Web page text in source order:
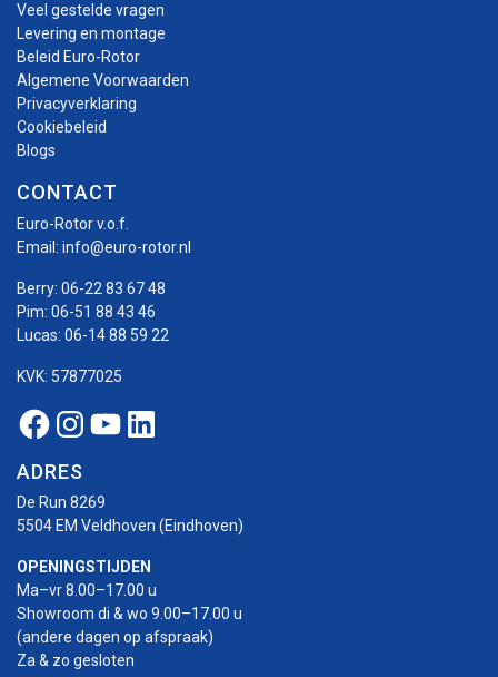
Veel gestelde vragen
Levering en montage
Beleid Euro-Rotor
Algemene Voorwaarden
Privacyverklaring
Cookiebeleid
Blogs
CONTACT
Euro-Rotor v.o.f.
Email: info@euro-rotor.nl
Berry: 06-22 83 67 48
Pim: 06-51 88 43 46
Lucas: 06-14 88 59 22
KVK: 57877025
Facebook Euro-rotor
Instagram Euro-rotor
Youtube Euro-rotor
Linkedin Euro-rotor
ADRES
De Run 8269
5504 EM Veldhoven (Eindhoven)
OPENINGSTIJDEN
Ma–vr 8.00–17.00 u
Showroom di & wo 9.00–17.00 u
(andere dagen op afspraak)
Za & zo gesloten